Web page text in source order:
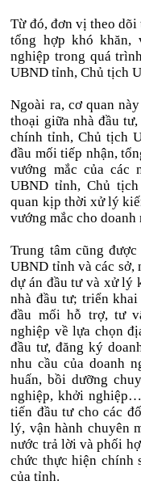
Từ đó, đơn vị theo
tổng hợp khó khăn,
nghiệp trong quá
UBND tỉnh, Chủ tịch
Ngoài ra, cơ quan
thoại giữa nhà đầu
chính tỉnh, Chủ tịch
đầu mối tiếp nhận,
vướng mắc của các
UBND tỉnh, Chủ
quan kịp thời xử lý
vướng mắc cho doanh
Trung tâm cũng
UBND tỉnh và các sở,
dự án đầu tư và xử lý
nhà đầu tư; triển
đầu mối hỗ trợ, tư
nghiệp về lựa chọn
đầu tư, đăng ký
nhu cầu của doanh
huấn, bồi dưỡng
nghiệp, khởi
tiến đầu tư cho các
lý, vận hành chuyên
nước trả lời và phối
chức thực hiện chính
của tỉnh.